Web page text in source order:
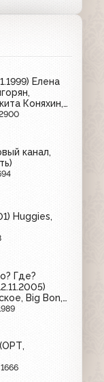
Елена
Коняхин,
Валентина
канал,
Huggies,
Где?
Big Bon,
1666